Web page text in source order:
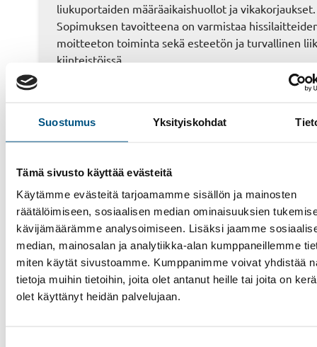
Suostumus Yksityiskohdat
Tämä sivusto käyttää evästeitä
Käytämme evästeitä tarjoamamme sisällön ja mainosten
räätälöimiseen, sosiaalisen median ominaisuuksien
kävijämäärämme analysoimiseen. Lisäksi jaamme
median, mainosalan ja analytiikka-alan kumppaneillemme
miten käytät sivustoamme. Kumppanimme voivat yhdistää
tietoja muihin tietoihin, joita olet antanut heille tai joita on
olet käyttänyt heidän palvelujaan.
liukuportaiden määräaikaishuollot ja vikakorjaukset.
Sopimuksen tavoitteena on varmistaa
moitteeton toiminta sekä esteetön ja turvallinen
kiinteistöissä.
Hissit
Liukuportaat
Muut palvelut